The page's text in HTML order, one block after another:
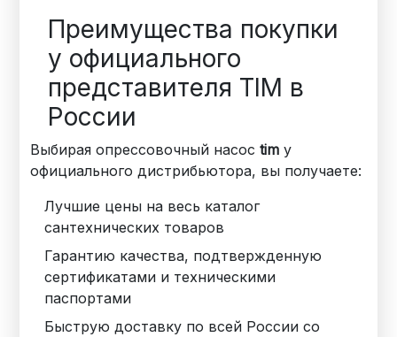
Преимущества покупки
у официального
представителя TIM в
России
Выбирая опрессовочный насосtim у
официального дистрибьютора, вы получаете:
Лучшие цены на весь каталог
сантехнических товаров
Гарантию качества, подтвержденную
сертификатами и техническими
паспортами
Быструю доставку по всей России со